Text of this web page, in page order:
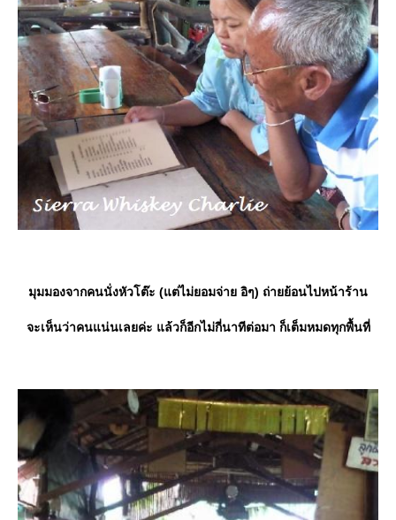
มุมมองจากคนนั่งหัวโต๊ะ (แต่ไม่ยอมจ่าย อิๆ) ถ่ายย้อนไปหน้าร้าน
จะเห็นว่าคนแน่นเลยค่ะ แล้วก็อีกไม่กี่นาทีต่อมา ก็เต็มหมดทุกพื้นที่